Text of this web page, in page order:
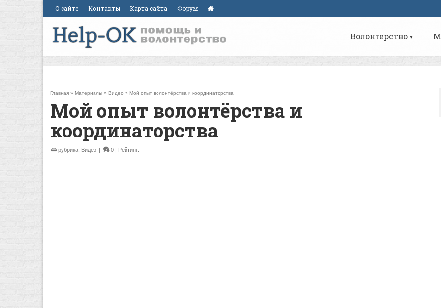
О сайте Контакты Карта сайта Форум
Волонтерство ▼
Главная » Материалы » Видео » Мой опыт волонтёрства и координаторства
Мой опыт волонтёрства и
координаторства
рубрика: Видео | 0 | Рейтинг: